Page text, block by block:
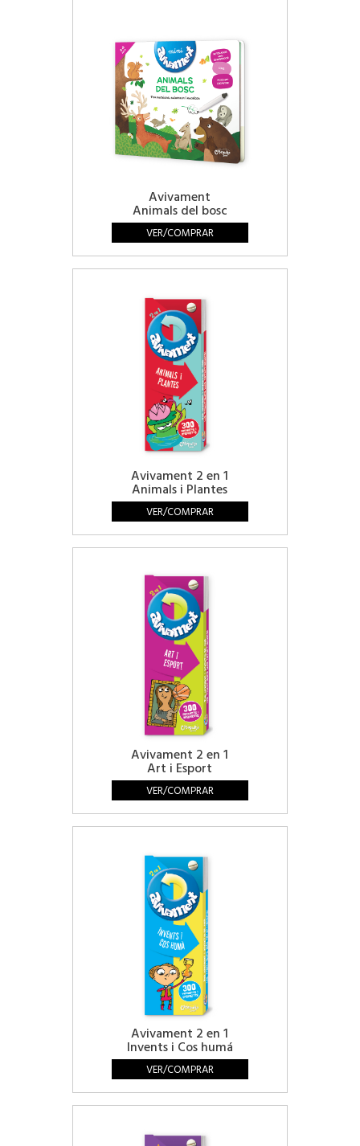
Avivament
Animals del bosc
VER/COMPRAR
Avivament 2 en 1
Animals i Plantes
VER/COMPRAR
Avivament 2 en 1
Art i Esport
VER/COMPRAR
Avivament 2 en 1
Invents i Cos humá
VER/COMPRAR